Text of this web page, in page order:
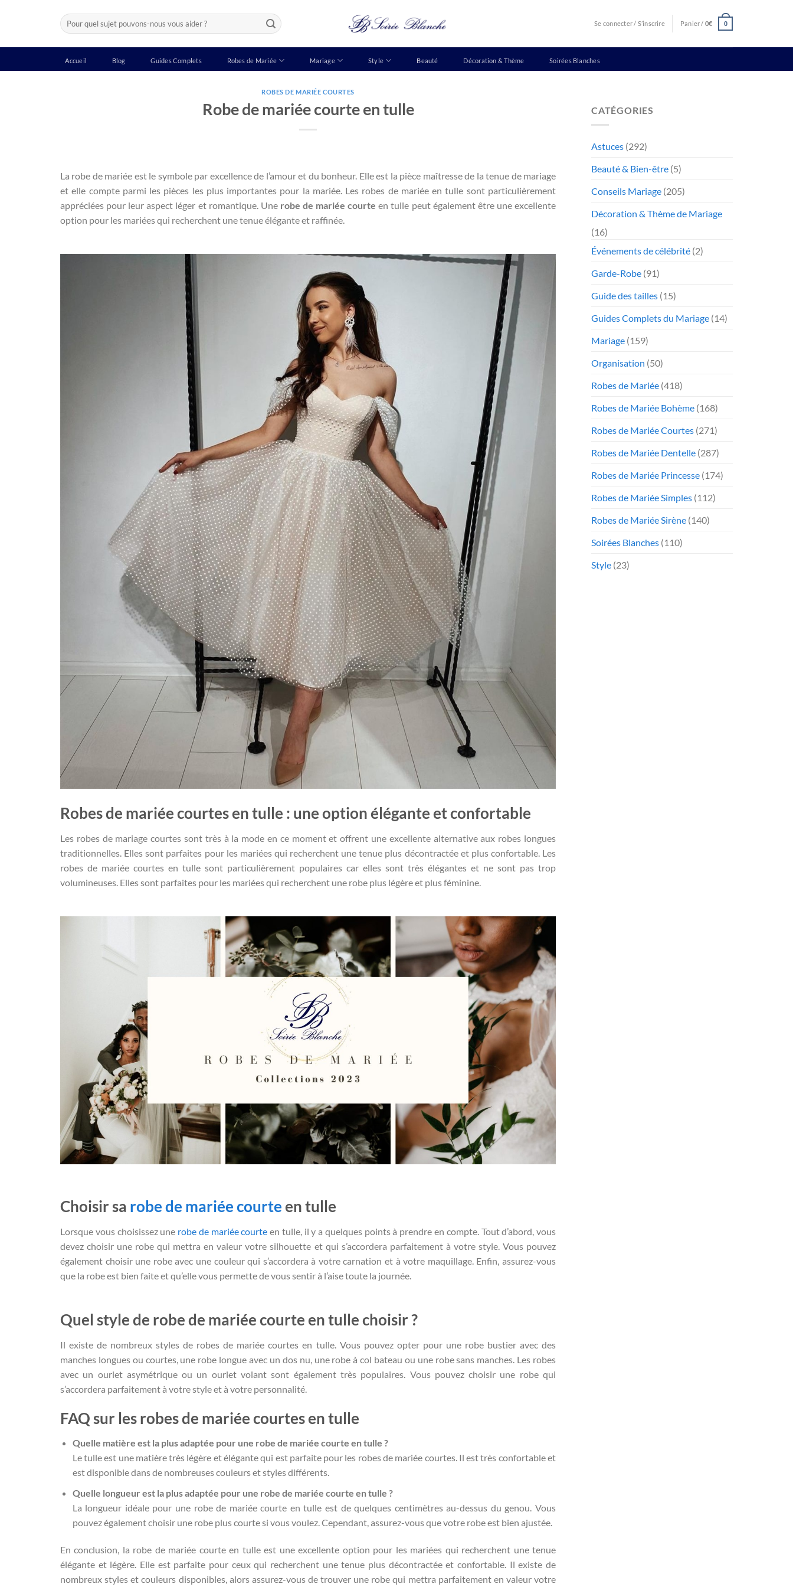
Recherche
pour :
Se connecter / S’inscrire Panier / 0€ 0
Accueil Blog Guides Complets Robes de Mariée Mariage Style Beauté Décoration & Thème Soirées Blanches
ROBES DE MARIÉE COURTES
Robe de mariée courte en tulle
La robe de mariée est le symbole par excellence de l’amour et du bonheur. Elle est la pièce maîtresse de la tenue de mariage
et elle compte parmi les pièces les plus importantes pour la mariée. Les robes de mariée en tulle sont particulièrement
appréciées pour leur aspect léger et romantique. Une robe de mariée courte en tulle peut également être une excellente
option pour les mariées qui recherchent une tenue élégante et raffinée.
Robes de mariée courtes en tulle : une option élégante et confortable
Les robes de mariage courtes sont très à la mode en ce moment et offrent une excellente alternative aux robes longues
traditionnelles. Elles sont parfaites pour les mariées qui recherchent une tenue plus décontractée et plus confortable. Les
robes de mariée courtes en tulle sont particulièrement populaires car elles sont très élégantes et ne sont pas trop
volumineuses. Elles sont parfaites pour les mariées qui recherchent une robe plus légère et plus féminine.
Choisir sa robe de mariée courte en tulle
Lorsque vous choisissez une robe de mariée courte en tulle, il y a quelques points à prendre en compte. Tout d’abord, vous
devez choisir une robe qui mettra en valeur votre silhouette et qui s’accordera parfaitement à votre style. Vous pouvez
également choisir une robe avec une couleur qui s’accordera à votre carnation et à votre maquillage. Enfin, assurez-vous
que la robe est bien faite et qu’elle vous permette de vous sentir à l’aise toute la journée.
Quel style de robe de mariée courte en tulle choisir ?
Il existe de nombreux styles de robes de mariée courtes en tulle. Vous pouvez opter pour une robe bustier avec des
manches longues ou courtes, une robe longue avec un dos nu, une robe à col bateau ou une robe sans manches. Les robes
avec un ourlet asymétrique ou un ourlet volant sont également très populaires. Vous pouvez choisir une robe qui
s’accordera parfaitement à votre style et à votre personnalité.
FAQ sur les robes de mariée courtes en tulle
Quelle matière est la plus adaptée pour une robe de mariée courte en tulle ?
Le tulle est une matière très légère et élégante qui est parfaite pour les robes de mariée courtes. Il est très confortable et
est disponible dans de nombreuses couleurs et styles différents.
Quelle longueur est la plus adaptée pour une robe de mariée courte en tulle ?
La longueur idéale pour une robe de mariée courte en tulle est de quelques centimètres au-dessus du genou. Vous
pouvez également choisir une robe plus courte si vous voulez. Cependant, assurez-vous que votre robe est bien ajustée.
En conclusion, la robe de mariée courte en tulle est une excellente option pour les mariées qui recherchent une tenue
élégante et légère. Elle est parfaite pour ceux qui recherchent une tenue plus décontractée et confortable. Il existe de
nombreux styles et couleurs disponibles, alors assurez-vous de trouver une robe qui mettra parfaitement en valeur votre
CATÉGORIES
Astuces (292)
Beauté & Bien-être (5)
Conseils Mariage (205)
Décoration & Thème de Mariage
(16)
Événements de célébrité (2)
Garde-Robe (91)
Guide des tailles (15)
Guides Complets du Mariage (14)
Mariage (159)
Organisation (50)
Robes de Mariée (418)
Robes de Mariée Bohème (168)
Robes de Mariée Courtes (271)
Robes de Mariée Dentelle (287)
Robes de Mariée Princesse (174)
Robes de Mariée Simples (112)
Robes de Mariée Sirène (140)
Soirées Blanches (110)
Style (23)